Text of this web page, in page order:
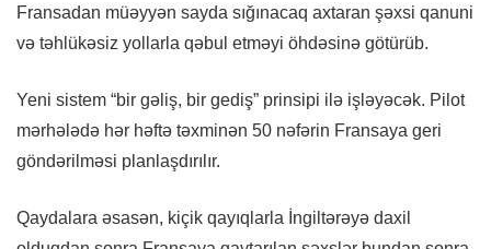
Fransadan müəyyən sayda sığınacaq axtaran şəxsi qanuni
və təhlükəsiz yollarla qəbul etməyi öhdəsinə götürüb.
Yeni sistem “bir gəliş, bir gediş” prinsipi ilə işləyəcək. Pilot
mərhələdə hər həftə təxminən 50 nəfərin Fransaya geri
göndərilməsi planlaşdırılır.
Qaydalara əsasən, kiçik qayıqlarla İngiltərəyə daxil